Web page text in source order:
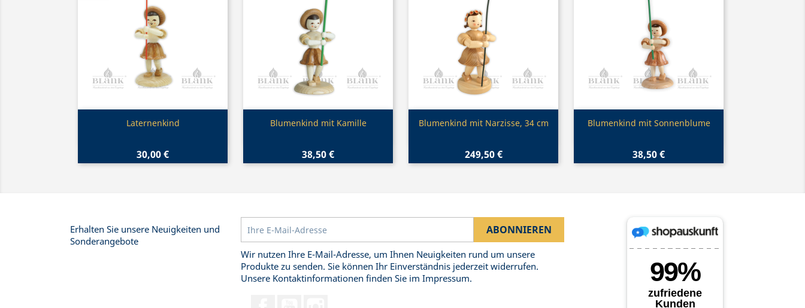
Vorschau
Laternenkind
30,00 €
Vorschau
Blumenkind mit Kamille
38,50 €
 Vorschau
Blumenkind mit Narzisse, 34 cm
249,50 €
Vorschau
Blumenkind mit Sonnenblume
38,50 €
Erhalten Sie unsere Neuigkeiten und
Sonderangebote
Wir nutzen Ihre E-Mail-Adresse, um Ihnen Neuigkeiten rund um unsere
Produkte zu senden. Sie können Ihr Einverständnis jederzeit widerrufen.
Unsere Kontaktinformationen finden Sie im Impressum.